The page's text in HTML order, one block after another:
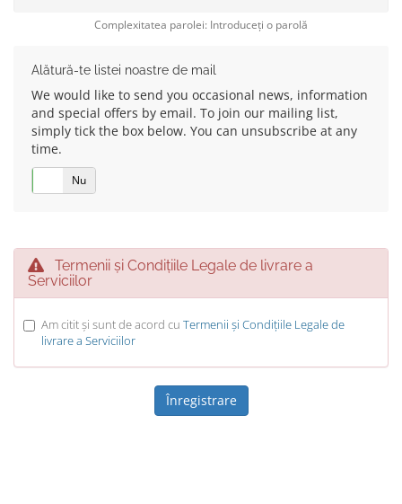
Complexitatea parolei: Introduceți o parolă
Alătură-te listei noastre de mail
We would like to send you occasional news, information
and special offers by email. To join our mailing list,
simply tick the box below. You can unsubscribe at any
time.
Nu
Termenii și Condițiile Legale de livrare a
Serviciilor
Am citit și sunt de acord cu Termenii și Condițiile Legale de
livrare a Serviciilor